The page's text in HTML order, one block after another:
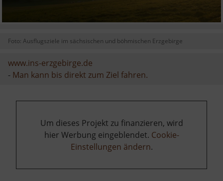
Foto: Ausflugsziele im sächsischen und böhmischen Erzgebirge
www.ins-erzgebirge.de
- Man kann bis direkt zum Ziel fahren.
Um dieses Projekt zu finanzieren, wird
hier Werbung eingeblendet. Cookie-
Einstellungen ändern.